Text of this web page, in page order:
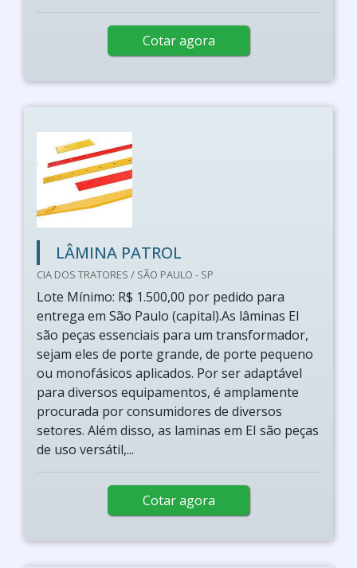
Cotar agora
LÂMINA PATROL
CIA DOS TRATORES / SÃO PAULO - SP
Lote Mínimo: R$ 1.500,00 por pedido para
entrega em São Paulo (capital).As lâminas EI
são peças essenciais para um transformador,
sejam eles de porte grande, de porte pequeno
ou monofásicos aplicados. Por ser adaptável
para diversos equipamentos, é amplamente
procurada por consumidores de diversos
setores. Além disso, as laminas em EI são peças
de uso versátil,...
Cotar agora